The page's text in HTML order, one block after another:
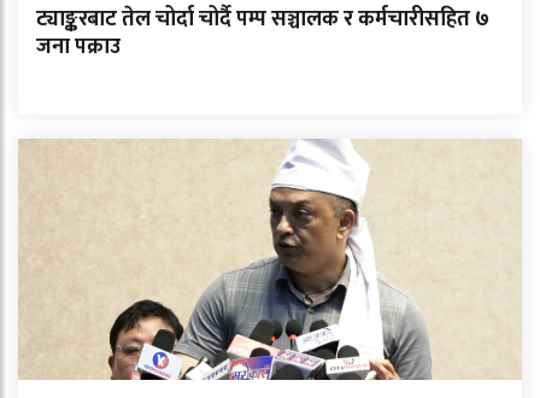
ट्याङ्करबाट तेल चोर्दा चोर्दै पम्प सञ्चालक र कर्मचारीसहित ७
जना पक्राउ